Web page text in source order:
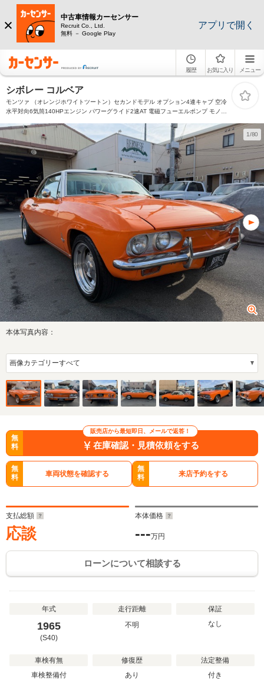
中古車情報カーセンサー
Recruit Co., Ltd.
無料 － Google Play
アプリで開く
履歴 お気に入り メニュー
シボレー コルベア
モンツァ （オレンジホワイトツートン）セカンドモデル オプション4連キャブ 空冷
水平対向6気筒140HPエンジン パワーグライド2速AT 電磁フューエルポンプ モノコ
スピーカ
1/80
本体写真内容：
販売店から最短即日、メールで返答！
無
料
在庫確認・見積依頼をする
無
料
車両状態を確認する
無
料
来店予約をする
支払総額
応談
本体価格
---万円
ローンについて相談する
年式
1965
(S40)
走行距離
不明
保証
なし
車検有無
車検整備付
修復歴
あり
法定整備
付き